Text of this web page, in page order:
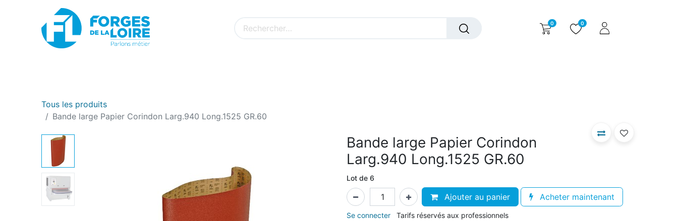
0 0
Tous les produits
Bande large Papier Corindon Larg.940 Long.1525 GR.60
Bande large Papier Corindon
Larg.940 Long.1525 GR.60
Lot de 6
Ajouter au panier Acheter maintenant
Se connecter Tarifs réservés aux professionnels